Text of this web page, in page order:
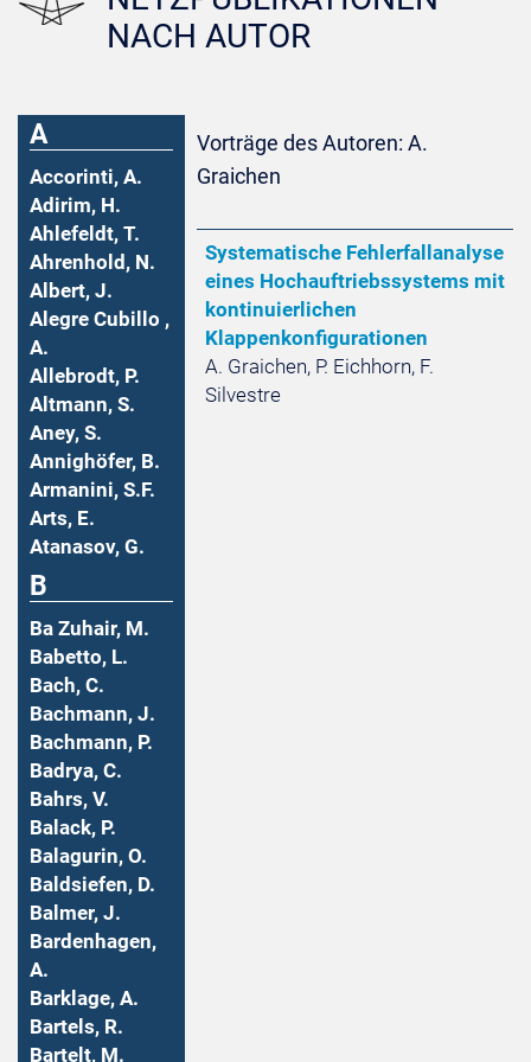
NACH AUTOR
A
Accorinti, A.
Adirim, H.
Ahlefeldt, T.
Ahrenhold, N.
Albert, J.
Alegre Cubillo ,
A.
Allebrodt, P.
Altmann, S.
Aney, S.
Annighöfer, B.
Armanini, S.F.
Arts, E.
Atanasov, G.
B
Ba Zuhair, M.
Babetto, L.
Bach, C.
Bachmann, J.
Bachmann, P.
Badrya, C.
Bahrs, V.
Balack, P.
Balagurin, O.
Baldsiefen, D.
Balmer, J.
Bardenhagen,
A.
Barklage, A.
Bartels, R.
Bartelt, M.
Vorträge des Autoren: A.
Graichen
Systematische Fehlerfallanalyse
eines Hochauftriebssystems mit
kontinuierlichen
Klappenkonfigurationen
A. Graichen, P. Eichhorn, F.
Silvestre